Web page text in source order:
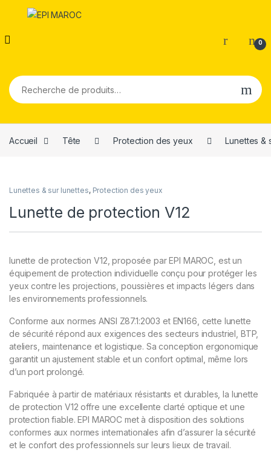
0
Recherche pour :
Accueil Tête Protection des yeux Lunettes &
Lunettes & sur lunettes, Protection des yeux
Lunette de protection V12
lunette de protection V12, proposée par EPI MAROC, est un
équipement de protection individuelle conçu pour protéger les
yeux contre les projections, poussières et impacts légers dans
les environnements professionnels.
Conforme aux normes ANSI Z87.1:2003 et EN166, cette lunette
de sécurité répond aux exigences des secteurs industriel, BTP,
ateliers, maintenance et logistique. Sa conception ergonomique
garantit un ajustement stable et un confort optimal, même lors
d’un port prolongé.
Fabriquée à partir de matériaux résistants et durables, la lunette
de protection V12 offre une excellente clarté optique et une
protection fiable. EPI MAROC met à disposition des solutions
conformes aux normes internationales afin d’assurer la sécurité
et le confort des professionnels sur leurs lieux de travail.